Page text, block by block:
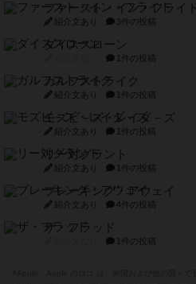
ファースト・イン・フライト
紹介文あり 3件の投稿
ダイススローン
1件の投稿
ガルフストライク
紹介文あり 1件の投稿
モズビ－ズ・レイダ－ズ
紹介文あり 1件の投稿
リー対グラント
紹介文あり 1件の投稿
ブレーキング・アウェイ
紹介文あり 4件の投稿
ザ・フラッド
1件の投稿